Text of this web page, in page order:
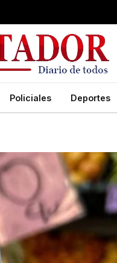
Policiales Deportes